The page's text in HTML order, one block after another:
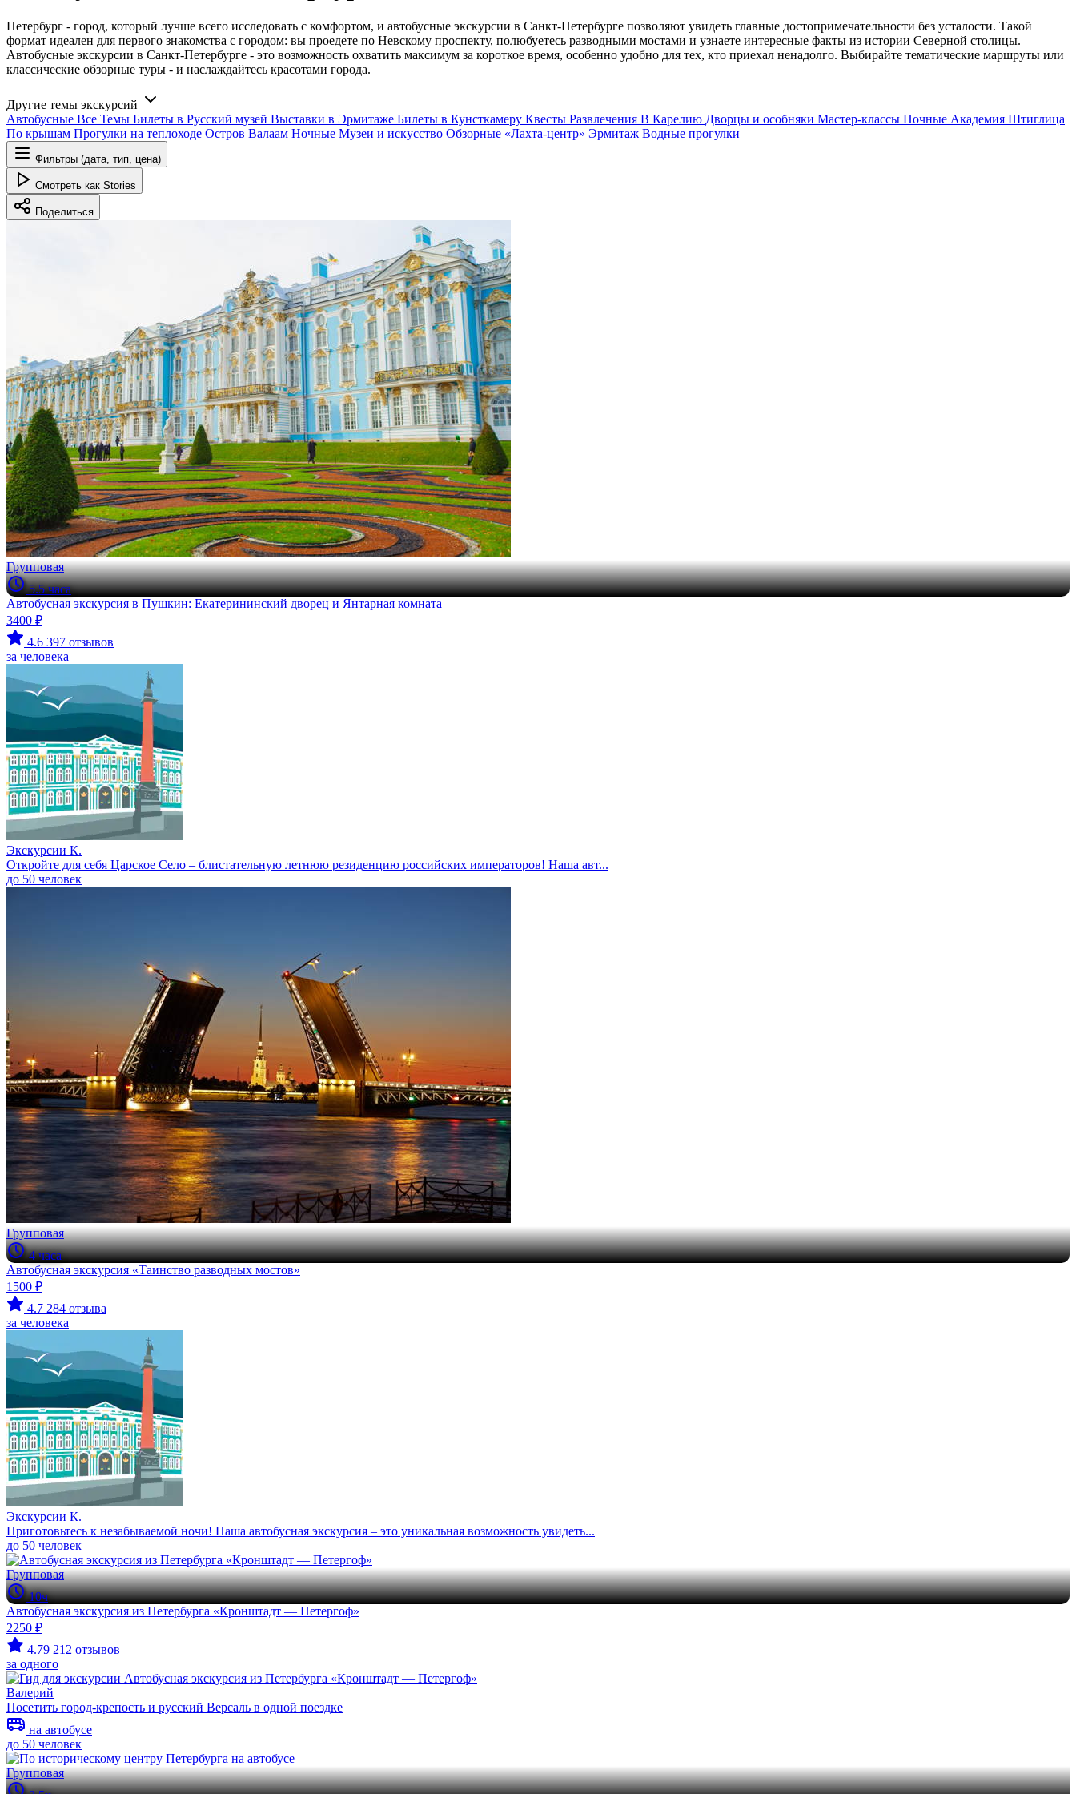
Петербург - город, который лучше всего исследовать с комфортом, и автобусные экскурсии в Санкт-Петербурге позволяют увидеть главные достопримечательности без усталости. Такой
формат идеален для первого знакомства с городом: вы проедете по Невскому проспекту, полюбуетесь разводными мостами и узнаете интересные факты из истории Северной столицы.
Автобусные экскурсии в Санкт-Петербурге - это возможность охватить максимум за короткое время, особенно удобно для тех, кто приехал ненадолго. Выбирайте тематические маршруты или
классические обзорные туры - и наслаждайтесь красотами города.
Другие темы экскурсий
Автобусные Все Темы Билеты в Русский музей Выставки в Эрмитаже Билеты в Кунсткамеру Квесты Развлечения В Карелию Дворцы и особняки Мастер-классы Ночные Академия Штиглица
По крышам Прогулки на теплоходе Остров Валаам Ночные Музеи и искусство Обзорные «Лахта-центр» Эрмитаж Водные прогулки
Фильтры (дата, тип, цена)
Смотреть как Stories
Поделиться
Групповая
5.5 часа
Автобусная экскурсия в Пушкин: Екатерининский дворец и Янтарная комната
3400 ₽
4.6 397 отзывов
за человека
Экскурсии К.
Откройте для себя Царское Село – блистательную летнюю резиденцию российских императоров! Наша авт...
до 50 человек
Групповая
4 часа
Автобусная экскурсия «Таинство разводных мостов»
1500 ₽
4.7 284 отзыва
за человека
Экскурсии К.
Приготовьтесь к незабываемой ночи! Наша автобусная экскурсия – это уникальная возможность увидеть...
до 50 человек
Групповая
10ч
Автобусная экскурсия из Петербурга «Кронштадт — Петергоф»
2250 ₽
4.79 212 отзывов
за одного
Валерий
Посетить город-крепость и русский Версаль в одной поездке
на автобусе
до 50 человек
Групповая